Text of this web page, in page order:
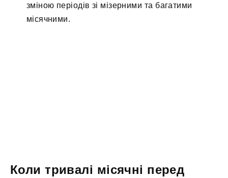
зміною періодів зі мізерними та багатими
місячними.
Коли тривалі місячні перед